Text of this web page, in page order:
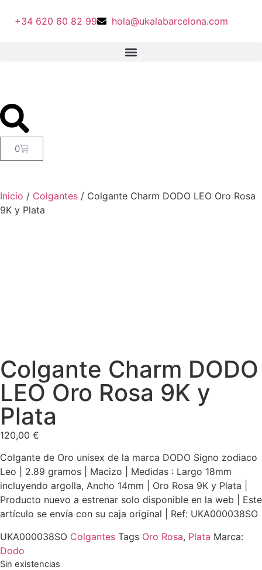
+34 620 60 82 99 hola@ukalabarcelona.com
0
Inicio / Colgantes / Colgante Charm DODO LEO Oro Rosa
9K y Plata
Colgante Charm DODO
LEO Oro Rosa 9K y
Plata
120,00 €
Colgante de Oro unisex de la marca DODO Signo zodiaco
Leo | 2.89 gramos | Macizo | Medidas : Largo 18mm
incluyendo argolla, Ancho 14mm | Oro Rosa 9K y Plata |
Producto nuevo a estrenar solo disponible en la web | Este
artículo se envía con su caja original | Ref: UKA000038SO
UKA000038SO Colgantes Tags Oro Rosa, Plata Marca:
Dodo
Sin existencias